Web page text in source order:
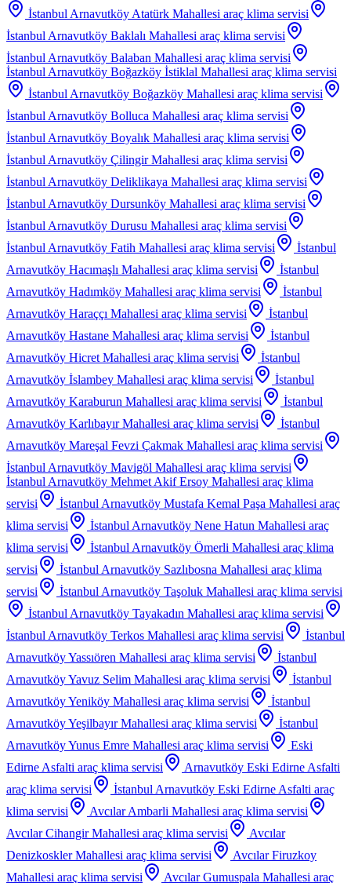
İstanbul Arnavutköy Atatürk Mahallesi araç klima servisi
İstanbul Arnavutköy Baklalı Mahallesi araç klima servisi
İstanbul Arnavutköy Balaban Mahallesi araç klima servisi
İstanbul Arnavutköy Boğazköy İstiklal Mahallesi araç klima servisi
İstanbul Arnavutköy Boğazköy Mahallesi araç klima servisi
İstanbul Arnavutköy Bolluca Mahallesi araç klima servisi
İstanbul Arnavutköy Boyalık Mahallesi araç klima servisi
İstanbul Arnavutköy Çilingir Mahallesi araç klima servisi
İstanbul Arnavutköy Deliklikaya Mahallesi araç klima servisi
İstanbul Arnavutköy Dursunköy Mahallesi araç klima servisi
İstanbul Arnavutköy Durusu Mahallesi araç klima servisi
İstanbul Arnavutköy Fatih Mahallesi araç klima servisi
İstanbul
Arnavutköy Hacımaşlı Mahallesi araç klima servisi
İstanbul
Arnavutköy Hadımköy Mahallesi araç klima servisi
İstanbul
Arnavutköy Haraççı Mahallesi araç klima servisi
İstanbul
Arnavutköy Hastane Mahallesi araç klima servisi
İstanbul
Arnavutköy Hicret Mahallesi araç klima servisi
İstanbul
Arnavutköy İslambey Mahallesi araç klima servisi
İstanbul
Arnavutköy Karaburun Mahallesi araç klima servisi
İstanbul
Arnavutköy Karlıbayır Mahallesi araç klima servisi
İstanbul
Arnavutköy Mareşal Fevzi Çakmak Mahallesi araç klima servisi
İstanbul Arnavutköy Mavigöl Mahallesi araç klima servisi
İstanbul Arnavutköy Mehmet Akif Ersoy Mahallesi araç klima
servisi
İstanbul Arnavutköy Mustafa Kemal Paşa Mahallesi araç
klima servisi
İstanbul Arnavutköy Nene Hatun Mahallesi araç
klima servisi
İstanbul Arnavutköy Ömerli Mahallesi araç klima
servisi
İstanbul Arnavutköy Sazlıbosna Mahallesi araç klima
servisi
İstanbul Arnavutköy Taşoluk Mahallesi araç klima servisi
İstanbul Arnavutköy Tayakadın Mahallesi araç klima servisi
İstanbul Arnavutköy Terkos Mahallesi araç klima servisi
İstanbul
Arnavutköy Yassıören Mahallesi araç klima servisi
İstanbul
Arnavutköy Yavuz Selim Mahallesi araç klima servisi
İstanbul
Arnavutköy Yeniköy Mahallesi araç klima servisi
İstanbul
Arnavutköy Yeşilbayır Mahallesi araç klima servisi
İstanbul
Arnavutköy Yunus Emre Mahallesi araç klima servisi
Eski
Edirne Asfalti araç klima servisi
Arnavutköy Eski Edirne Asfalti
araç klima servisi
İstanbul Arnavutköy Eski Edirne Asfalti araç
klima servisi
Avcılar Ambarli Mahallesi araç klima servisi
Avcılar Cihangir Mahallesi araç klima servisi
Avcılar
Denizkoskler Mahallesi araç klima servisi
Avcılar Firuzkoy
Mahallesi araç klima servisi Avcılar Gumuspala Mahallesi araç